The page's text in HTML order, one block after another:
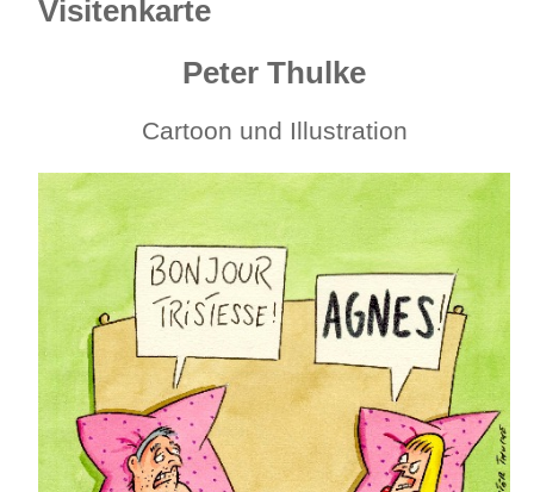
Visitenkarte
Peter Thulke
Cartoon und Illustration